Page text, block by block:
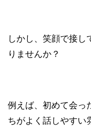
しかし、笑顔で接し
りませんか？
例えば、初めて会っ
ちがよく話しやすい